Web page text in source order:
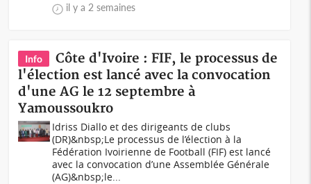
il y a 2 semaines
Info
Côte d'Ivoire : FIF, le processus de
l'élection est lancé avec la convocation
d'une AG le 12 septembre à
Yamoussoukro
Idriss Diallo et des dirigeants de clubs
(DR)&nbsp;Le processus de l’élection à la
Fédération Ivoirienne de Football (FIF) est lancé
avec la convocation d’une Assemblée Générale
(AG)&nbsp;le...